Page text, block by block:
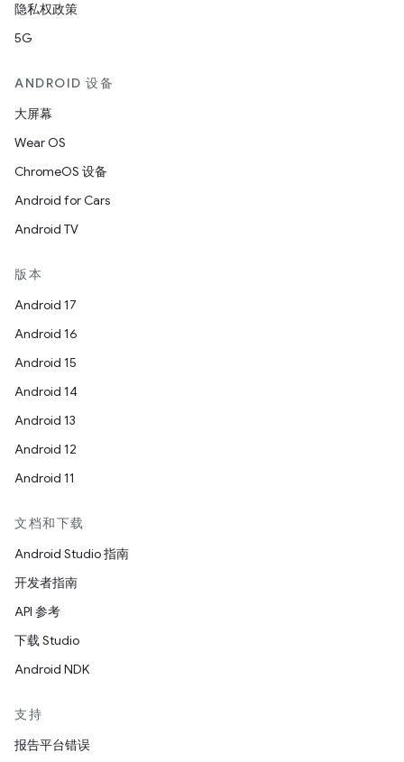
隐私权政策
5G
ANDROID 设备
大屏幕
Wear OS
ChromeOS 设备
Android for Cars
Android TV
版本
Android 17
Android 16
Android 15
Android 14
Android 13
Android 12
Android 11
文档和下载
Android Studio 指南
开发者指南
API 参考
下载 Studio
Android NDK
支持
报告平台错误